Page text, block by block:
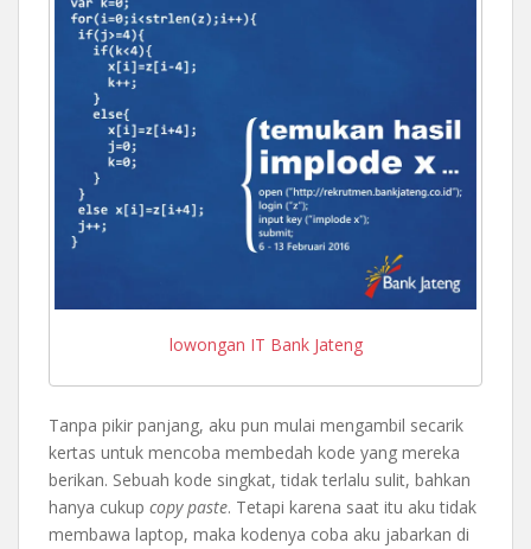
lowongan IT Bank Jateng
Tanpa pikir panjang, aku pun mulai mengambil secarik
kertas untuk mencoba membedah kode yang mereka
berikan. Sebuah kode singkat, tidak terlalu sulit, bahkan
hanya cukup copy paste. Tetapi karena saat itu aku tidak
membawa laptop, maka kodenya coba aku jabarkan di